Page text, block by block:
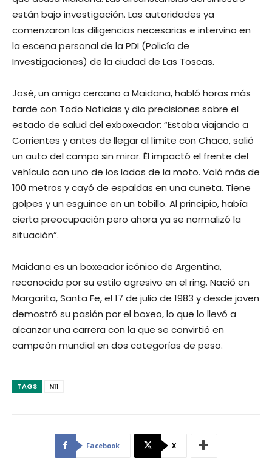
están bajo investigación. Las autoridades ya
comenzaron las diligencias necesarias e intervino en
la escena personal de la PDI (Policía de
Investigaciones) de la ciudad de Las Toscas.
José, un amigo cercano a Maidana, habló horas más
tarde con Todo Noticias y dio precisiones sobre el
estado de salud del exboxeador: “Estaba viajando a
Corrientes y antes de llegar al límite con Chaco, salió
un auto del campo sin mirar. Él impactó el frente del
vehículo con uno de los lados de la moto. Voló más de
100 metros y cayó de espaldas en una cuneta. Tiene
golpes y un esguince en un tobillo. Al principio, había
cierta preocupación pero ahora ya se normalizó la
situación”.
Maidana es un boxeador icónico de Argentina,
reconocido por su estilo agresivo en el ring. Nació en
Margarita, Santa Fe, el 17 de julio de 1983 y desde joven
demostró su pasión por el boxeo, lo que lo llevó a
alcanzar una carrera con la que se convirtió en
campeón mundial en dos categorías de peso.
TAGS N11
Facebook X